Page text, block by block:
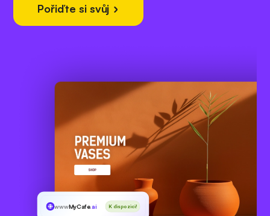
Pořiďte si svůj
wwwMyCafe.ai K dispozici!